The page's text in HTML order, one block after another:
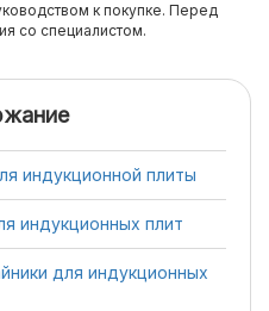
к покупке. Перед
со специалистом.
индукционной плиты
индукционных плит
для индукционных